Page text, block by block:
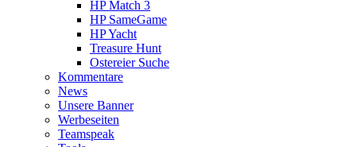
HP Match 3
HP SameGame
HP Yacht
Treasure Hunt
Ostereier Suche
Kommentare
News
Unsere Banner
Werbeseiten
Teamspeak